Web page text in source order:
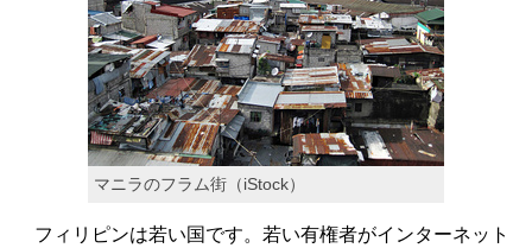
マニラのフラム街（iStock）
フィリピンは若い国です。若い有権者がインターネット